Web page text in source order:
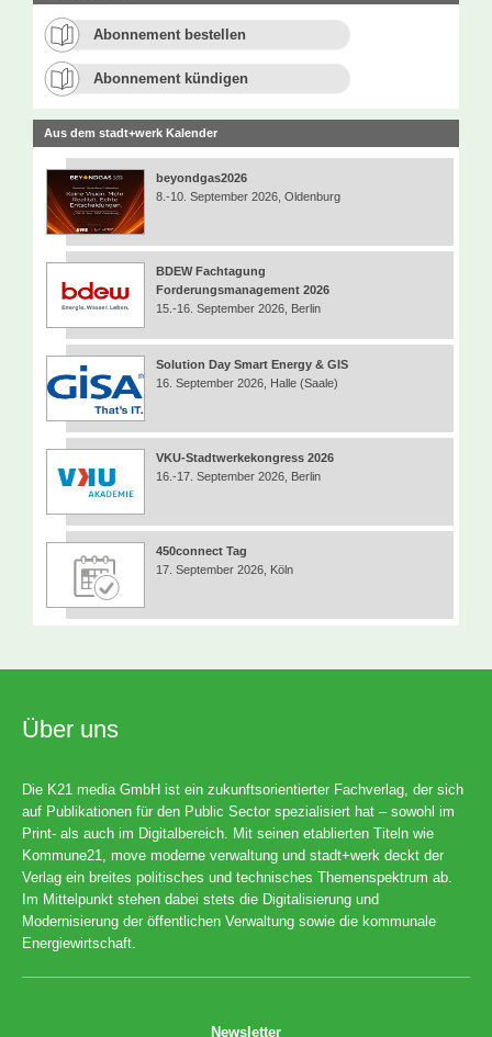
Abonnement bestellen
Abonnement kündigen
Aus dem stadt+werk Kalender
beyondgas2026
8.-10. September 2026, Oldenburg
BDEW Fachtagung
Forderungsmanagement 2026
15.-16. September 2026, Berlin
Solution Day Smart Energy & GIS
16. September 2026, Halle (Saale)
VKU-Stadtwerkekongress 2026
16.-17. September 2026, Berlin
450connect Tag
17. September 2026, Köln
Über uns
Die K21 media GmbH ist ein zukunftsorientierter Fachverlag, der sich
auf Publikationen für den Public Sector spezialisiert hat – sowohl im
Print- als auch im Digitalbereich. Mit seinen etablierten Titeln wie
Kommune21, move moderne verwaltung und stadt+werk deckt der
Verlag ein breites politisches und technisches Themenspektrum ab.
Im Mittelpunkt stehen dabei stets die Digitalisierung und
Modernisierung der öffentlichen Verwaltung sowie die kommunale
Energiewirtschaft.
Newsletter